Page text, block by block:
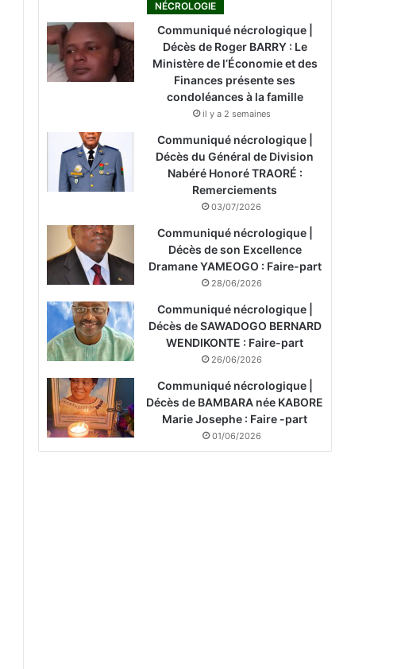
NÉCROLOGIE
Communiqué nécrologique |
Décès de Roger BARRY : Le
Ministère de l’Économie et des
Finances présente ses
condoléances à la famille
il y a 2 semaines
Communiqué nécrologique |
Décès du Général de Division
Nabéré Honoré TRAORÉ :
Remerciements
03/07/2026
Communiqué nécrologique |
Décès de son Excellence
Dramane YAMEOGO : Faire-part
28/06/2026
Communiqué nécrologique |
Décès de SAWADOGO BERNARD
WENDIKONTE : Faire-part
26/06/2026
Communiqué nécrologique |
Décès de BAMBARA née KABORE
Marie Josephe : Faire -part
01/06/2026